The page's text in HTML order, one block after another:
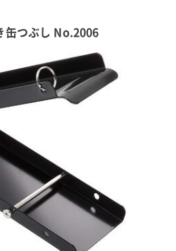
缶つぶし No.2006